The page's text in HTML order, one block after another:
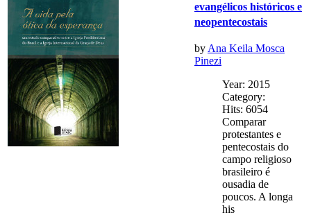
evangélicos históricos e
neopentecostais
by Ana Keila Mosca
Pinezi
Year: 2015
Category:
Hits: 6054
Comparar
protestantes e
pentecostais do
campo religioso
brasileiro é
ousadia de
poucos. A longa
his